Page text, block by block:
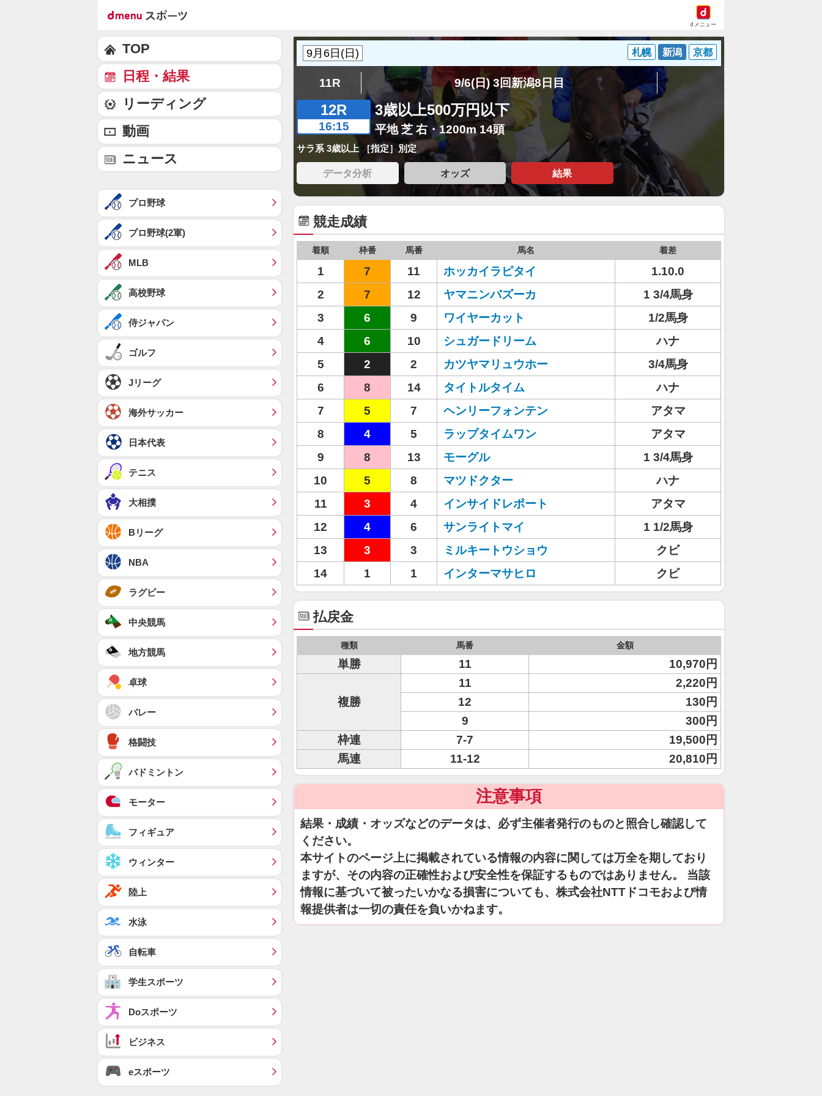
dメニュー
札幌 新潟 京都
11R 9/6(日) 3回新潟8日目
12R
16:15
3歳以上500万円以下
平地 芝 右・1200m 14頭
サラ系 3歳以上 ［指定］別定
データ分析 オッズ 結果
競走成績
着順 枠番 馬番 馬名 着差
1 7 11 ホッカイラピタイ
1.10.0
2
7 12 ヤマニンバズーカ
1 3/4馬身
3
6 9 ワイヤーカット
1/2馬身
4
6 10 シュガードリーム
ハナ
5
2 2 カツヤマリュウホー
3/4馬身
6
8 14 タイトルタイム
ハナ
7
5 7 ヘンリーフォンテン
アタマ
8
4 5 ラップタイムワン
アタマ
9
8 13 モーグル
1 3/4馬身
10
5 8 マツドクター
ハナ
11
3 4 インサイドレポート
アタマ
12
4 6 サンライトマイ
1 1/2馬身
13
3 3 ミルキートウショウ
クビ
14
1 1 インターマサヒロ クビ
払戻金
種類 馬番 金額
単勝 11 10,970円
複勝
11
2,220円
12
130円
9
300円
枠連
7-7
19,500円
馬連
11-12 20,810円
注意事項
結果・成績・オッズなどのデータは、必ず主催者発行のものと照合し確認して
ください。
本サイトのページ上に掲載されている情報の内容に関しては万全を期しており
ますが、その内容の正確性および安全性を保証するものではありません。 当該
情報に基づいて被ったいかなる損害についても、株式会社NTTドコモおよび情
報提供者は一切の責任を負いかねます。
TOP
日程・結果
リーディング
動画
ニュース
プロ野球
プロ野球(2軍)
MLB
高校野球
侍ジャパン
ゴルフ
Jリーグ
海外サッカー
日本代表
テニス
大相撲
Bリーグ
NBA
ラグビー
中央競馬
地方競馬
卓球
バレー
格闘技
バドミントン
モーター
フィギュア
ウィンター
陸上
水泳
自転車
学生スポーツ
Doスポーツ
ビジネス
eスポーツ